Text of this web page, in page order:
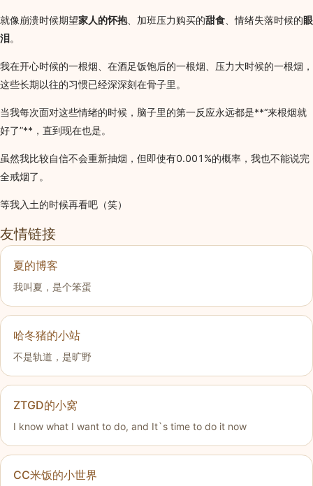
就像崩溃时候期望家人的怀抱、加班压力购买的甜食 、情绪失落时候的眼
泪。
我在开心时候的一根烟、在酒足饭饱后的一根烟、压力大时候的一根烟，
这些长期以往的习惯已经深深刻在骨子里。
当我每次面对这些情绪的时候，脑子里的第一反应永远都是**“来根烟就
好了”**，直到现在也是。
虽然我比较自信不会重新抽烟，但即使有0.001%的概率，我也不能说完
全戒烟了。
等我入土的时候再看吧（笑）
友情链接
夏的博客
我叫夏，是个笨蛋
哈冬猪的小站
不是轨道，是旷野
ZTGD的小窝
I know what I want to do, and It`s time to do it now
CC米饭的小世界